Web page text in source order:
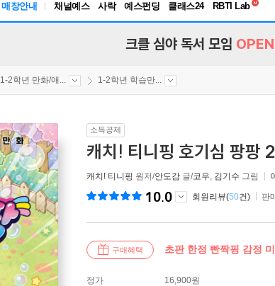
매장안내 채널예스 사락 예스펀딩 클래스24
독서유형검사
크클 심야 독서 모임 OPEN
1-2학년 만화/애... 1-2학년 학습만...
소득공제
캐치! 티니핑 호기심 팡팡 2
캐치! 티니핑 원저/안도감 글/코우, 김기수 그림
10.0 회원리뷰(50건) 판
구매혜택 초판 한정 빤짝핑 감정
정가 16,900원